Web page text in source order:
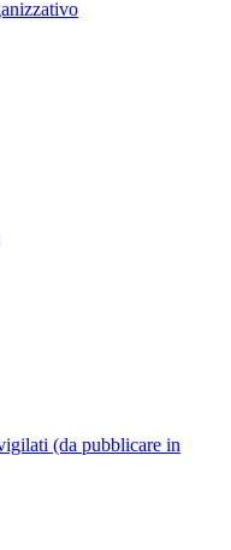
(da pubblicare in